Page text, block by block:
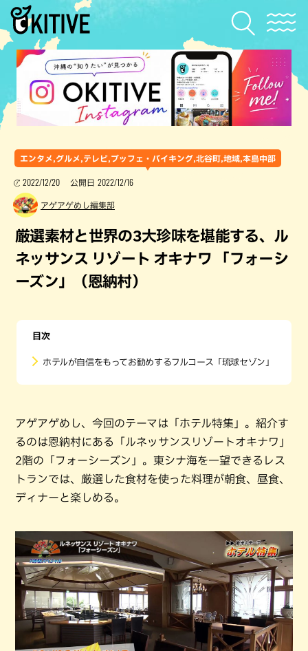
エンタメ,グルメ,テレビ,ブッフェ・バイキング,北谷町,地域,本島中部
2022/12/20 公開日 2022/12/16
アゲアゲめし編集部
厳選素材と世界の3大珍味を堪能する、ル
ネッサンス リゾート オキナワ 「フォーシ
ーズン」（恩納村）
目次
ホテルが自信をもってお勧めするフルコース「琉球セゾン」
アゲアゲめし、今回のテーマは「ホテル特集」。紹介す
るのは恩納村にある「ルネッサンスリゾートオキナワ」
2階の「フォーシーズン」。東シナ海を一望できるレス
トランでは、厳選した食材を使った料理が朝食、昼食、
ディナーと楽しめる。